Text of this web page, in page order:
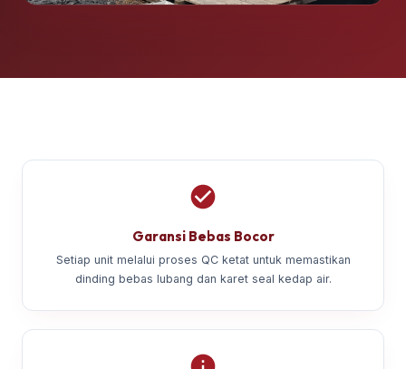
Garansi Bebas Bocor
Setiap unit melalui proses QC ketat untuk memastikan
dinding bebas lubang dan karet seal kedap air.